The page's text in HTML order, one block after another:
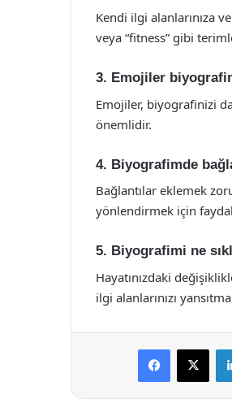
Kendi ilgi alanlarınıza
veya “fitness” gibi
3. Emojiler
Emojiler, biyografinizi
önemlidir.
4. Biyografimde
Bağlantılar eklemek
yönlendirmek için
5. Biyografimi ne
Hayatınızdaki
ilgi alanlarınızı
Facebook
X